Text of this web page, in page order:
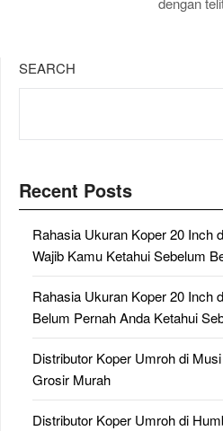
SEARCH
Recent Posts
Rahasia Ukuran Koper 20 Inch
Wajib Kamu Ketahui Sebelum
Rahasia Ukuran Koper 20 Inch
Belum Pernah Anda Ketahui
Distributor Koper Umroh di
Grosir Murah
Distributor Koper Umroh di